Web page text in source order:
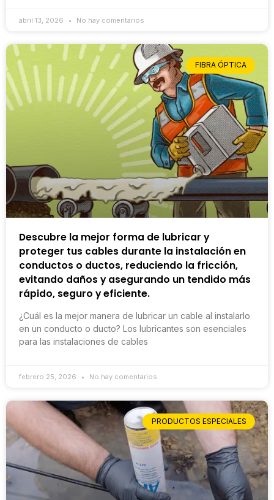
abril 13, 2026 No hay comentarios
FIBRA ÓPTICA
Descubre la mejor forma de lubricar y
proteger tus cables durante la instalación en
conductos o ductos, reduciendo la fricción,
evitando daños y asegurando un tendido más
rápido, seguro y eficiente.
¿Cuál es la mejor manera de lubricar un cable al instalarlo
en un conducto o ducto? Los lubricantes son esenciales
para las instalaciones de cables
febrero 25, 2026 No hay comentarios
PRODUCTOS ESPECIALES